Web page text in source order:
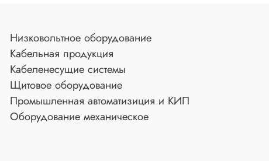
Низковольтное оборудование
Кабельная продукция
Кабеленесущие системы
Щитовое оборудование
Промышленная автоматизиция и КИП
Оборудование механическое